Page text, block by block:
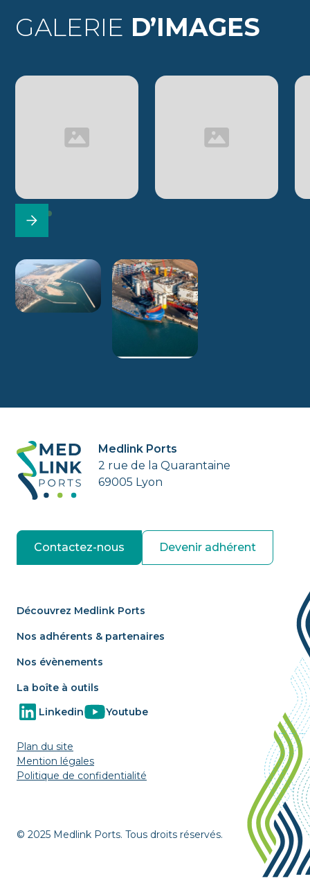
GALERIE D’IMAGES
Medlink Ports
2 rue de la Quarantaine
69005 Lyon
Contactez-nous Devenir adhérent
Découvrez Medlink Ports
Nos adhérents & partenaires
Nos évènements
La boîte à outils
Linkedin
Youtube
© 2025 Medlink Ports. Tous droits réservés.
Plan du site
Mention légales
Politique de confidentialité